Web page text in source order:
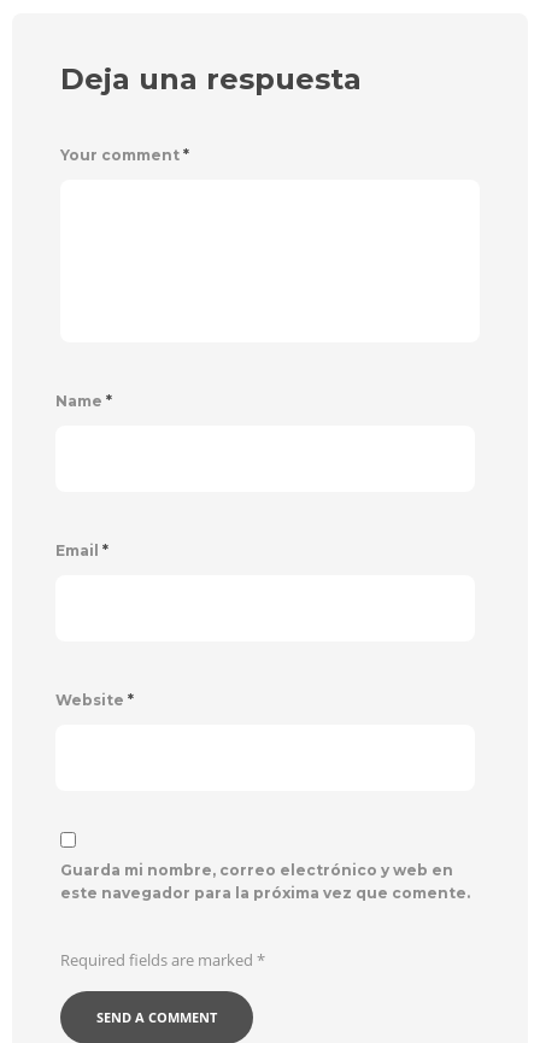
Deja una respuesta
Your comment *
Name *
Email *
Website *
Guarda mi nombre, correo electrónico y web en
este navegador para la próxima vez que comente.
Required fields are marked *